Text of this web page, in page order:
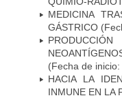
MEDICINA
GÁSTRICO
(Fecha de
HACIA LA
INMUNE EN LA